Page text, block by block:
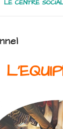
LE CENTRE